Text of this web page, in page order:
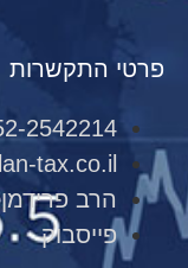
פרטי התקשרות
2542214
tax.co.il
הרב פרידמן 10, תל
פייסבוק